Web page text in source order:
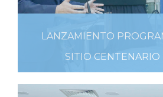
LANZAMIENTO
SITIO CENTENARIO